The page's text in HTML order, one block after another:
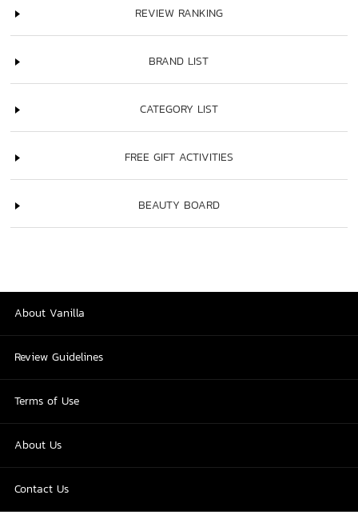
REVIEW RANKING
BRAND LIST
CATEGORY LIST
FREE GIFT ACTIVITIES
BEAUTY BOARD
About Vanilla
Review Guidelines
Terms of Use
About Us
Contact Us